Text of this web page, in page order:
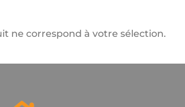
ne correspond à votre sélection.